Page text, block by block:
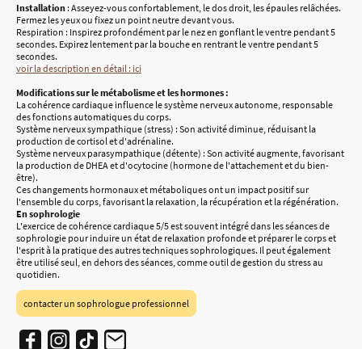
Installation : Asseyez-vous confortablement, le dos droit, les épaules relâchées.
Fermez les yeux ou fixez un point neutre devant vous.
Respiration : Inspirez profondément par le nez en gonflant le ventre pendant 5
secondes. Expirez lentement par la bouche en rentrant le ventre pendant 5
secondes.
voir la description en détail : ici
Modifications sur le métabolisme et les hormones :
La cohérence cardiaque influence le système nerveux autonome, responsable
des fonctions automatiques du corps.
Système nerveux sympathique (stress) : Son activité diminue, réduisant la
production de cortisol et d'adrénaline.
Système nerveux parasympathique (détente) : Son activité augmente, favorisant
la production de DHEA et d'ocytocine (hormone de l'attachement et du bien-
être).
Ces changements hormonaux et métaboliques ont un impact positif sur
l'ensemble du corps, favorisant la relaxation, la récupération et la régénération.
En sophrologie
L'exercice de cohérence cardiaque 5/5 est souvent intégré dans les séances de
sophrologie pour induire un état de relaxation profonde et préparer le corps et
l'esprit à la pratique des autres techniques sophrologiques. Il peut également
être utilisé seul, en dehors des séances, comme outil de gestion du stress au
quotidien.
contacter un sophrologue professionnel